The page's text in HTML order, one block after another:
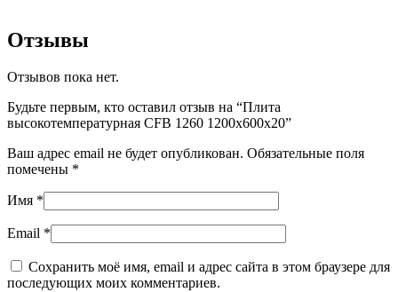
Отзывы
Отзывов пока нет.
Будьте первым, кто оставил отзыв на “Плита
высокотемпературная CFB 1260 1200x600x20”
Ваш адрес email не будет опубликован. Обязательные поля
помечены *
Имя *
Email *
Сохранить моё имя, email и адрес сайта в этом браузере для
последующих моих комментариев.